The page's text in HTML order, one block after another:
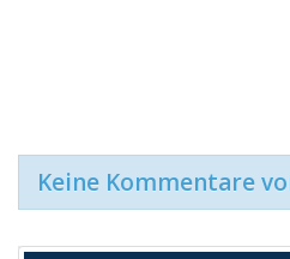
Keine Kommentare